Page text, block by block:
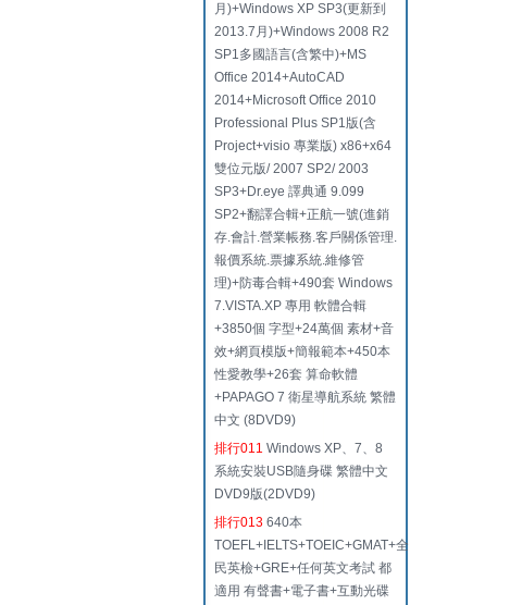
月)+Windows XP SP3(更新到
2013.7月)+Windows 2008 R2
SP1多國語言(含繁中)+MS
Office 2014+AutoCAD
2014+Microsoft Office 2010
Professional Plus SP1版(含
Project+visio 專業版) x86+x64
雙位元版/ 2007 SP2/ 2003
SP3+Dr.eye 譯典通 9.099
SP2+翻譯合輯+正航一號(進銷
存.會計.營業帳務.客戶關係管理.
報價系統.票據系統.維修管
理)+防毒合輯+490套 Windows
7.VISTA.XP 專用 軟體合輯
+3850個 字型+24萬個 素材+音
效+網頁模版+簡報範本+450本
性愛教學+26套 算命軟體
+PAPAGO 7 衛星導航系統 繁體
中文 (8DVD9)
排行011 Windows XP、7、8
系統安裝USB隨身碟 繁體中文
DVD9版(2DVD9)
排行013 640本
TOEFL+IELTS+TOEIC+GMAT+全
民英檢+GRE+任何英文考試 都
適用 有聲書+電子書+互動光碟